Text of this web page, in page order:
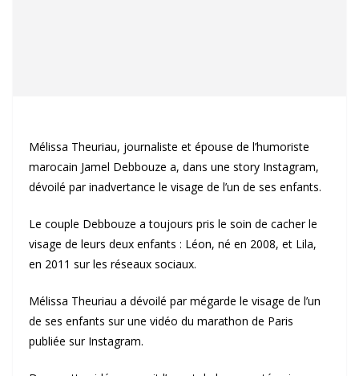
Mélissa Theuriau, journaliste et épouse de l’humoriste
marocain Jamel Debbouze a, dans une story Instagram,
dévoilé par inadvertance le visage de l’un de ses enfants.
Le couple Debbouze a toujours pris le soin de cacher le
visage de leurs deux enfants : Léon, né en 2008, et Lila,
en 2011 sur les réseaux sociaux.
Mélissa Theuriau a dévoilé par mégarde le visage de l’un
de ses enfants sur une vidéo du marathon de Paris
publiée sur Instagram.